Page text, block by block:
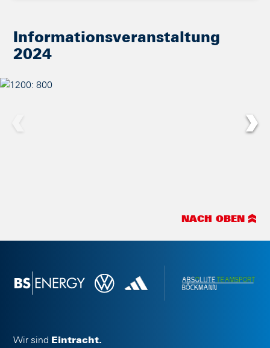
Informationsveranstaltung
2024
NACH OBEN
Wir sind Eintracht.